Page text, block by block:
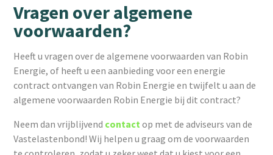
Vragen over algemene
voorwaarden?
Heeft u vragen over de algemene voorwaarden van Robin
Energie, of heeft u een aanbieding voor een energie
contract ontvangen van Robin Energie en twijfelt u aan de
algemene voorwaarden Robin Energie bij dit contract?
Neem dan vrijblijvend contact op met de adviseurs van de
Vastelastenbond! Wij helpen u graag om de voorwaarden